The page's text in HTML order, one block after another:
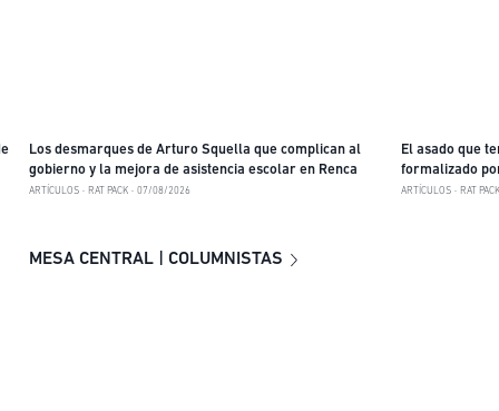
Los desmarques de Arturo Squella que complican al
gobierno y la mejora de asistencia escolar en Renca
ARTÍCULOS RAT PACK 07/08/2026
El asado que
formalizado
preventiva y la
ARTÍCULOS RAT PACK
MESA CENTRAL | COLUMNISTAS